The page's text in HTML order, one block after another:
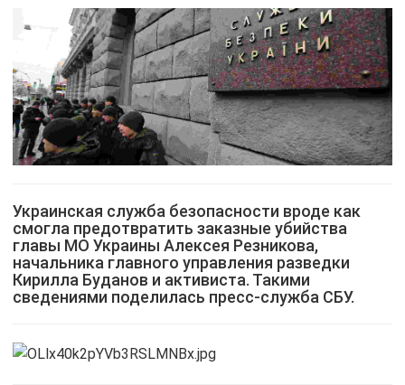
Украинская служба безопасности вроде как
смогла предотвратить заказные убийства
главы МО Украины Алексея Резникова,
начальника главного управления разведки
Кирилла Буданов и активиста. Такими
сведениями поделилась пресс-служба СБУ.